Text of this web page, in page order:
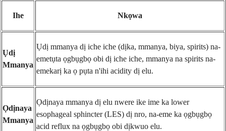
Ihe Nkọwa
Ụdị
Mmanya
Ụdị mmanya dị iche iche (dịka, mmanya, biya, spirits) na-
emetụta ọgbụgbọ obi dị iche iche, mmanya na spirits na-
emekarị ka ọ pụta n'ihi acidity dị elu.
Ọdịnaya
Mmanya
Ọdịnaya mmanya dị elu nwere ike ime ka lower
esophageal sphincter (LES) dị nro, na-eme ka ọgbụgbọ
acid reflux na ọgbụgbọ obi dịkwuo elu.